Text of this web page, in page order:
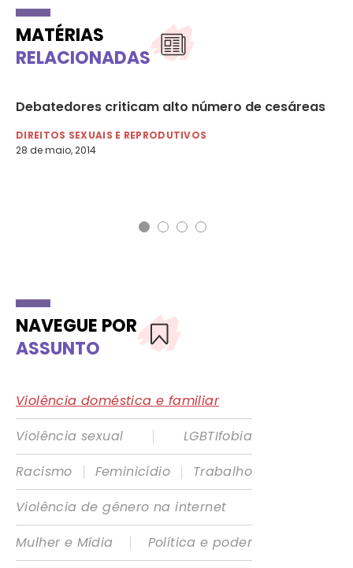
MATÉRIAS
RELACIONADAS
Debatedores criticam alto número de cesáreas
DIREITOS SEXUAIS E REPRODUTIVOS
28 de maio, 2014
NAVEGUE POR
ASSUNTO
Violência doméstica e familiar
Violência sexual
|
LGBTIfobia
Racismo
| Feminicídio |
Trabalho
Violência de gênero na internet
Mulher e Mídia
|
Política e poder